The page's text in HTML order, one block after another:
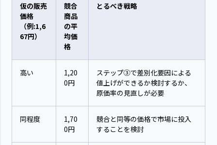
仮の販売
価格
（例:1,6
67円）
競合
商品
の平
均価
格
とるべき戦略
高い
1,20
0円
ステップ③で差別化要因による
値上げができるか検討するか、
原価率の見直しが必要
同程度
1,70
0円
競合と同等の価格で市場に投入
することを検討